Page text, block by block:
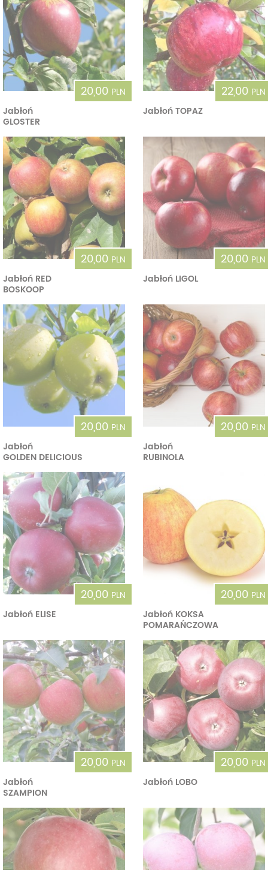
20,00 PLN
Jabłoń
GLOSTER
22,00 PLN
Jabłoń TOPAZ
20,00 PLN
Jabłoń RED
BOSKOOP
20,00 PLN
Jabłoń LIGOL
20,00 PLN
Jabłoń
GOLDEN DELICIOUS
20,00 PLN
Jabłoń
RUBINOLA
20,00 PLN
Jabłoń ELISE
20,00 PLN
Jabłoń KOKSA
POMARAŃCZOWA
20,00 PLN
Jabłoń
SZAMPION
20,00 PLN
Jabłoń LOBO